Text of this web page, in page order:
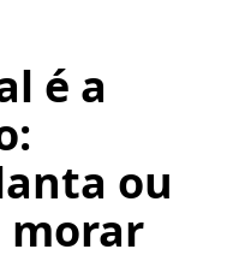
é a
ou
morar